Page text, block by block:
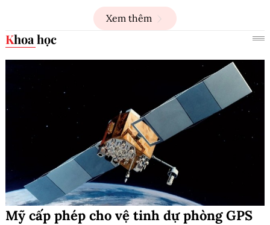
Xem thêm
Khoa học
Mỹ cấp phép cho vệ tinh dự phòng GPS